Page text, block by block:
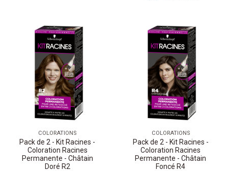
COLORATIONS
Pack de 2 - Kit Racines -
Coloration Racines
Permanente - Châtain
Doré R2
COLORATIONS
Pack de 2 - Kit Racines -
Coloration Racines
Permanente - Châtain
Foncé R4